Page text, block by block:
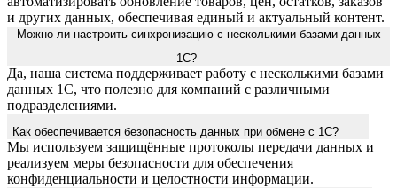
и других данных, обеспечивая единый и актуальный контент.
Можно ли настроить синхронизацию с несколькими базами данных
1С?
Да, наша система поддерживает работу с несколькими базами
данных 1С, что полезно для компаний с различными
подразделениями.
Как обеспечивается безопасность данных при обмене с 1С?
Мы используем защищённые протоколы передачи данных и
реализуем меры безопасности для обеспечения
конфиденциальности и целостности информации.